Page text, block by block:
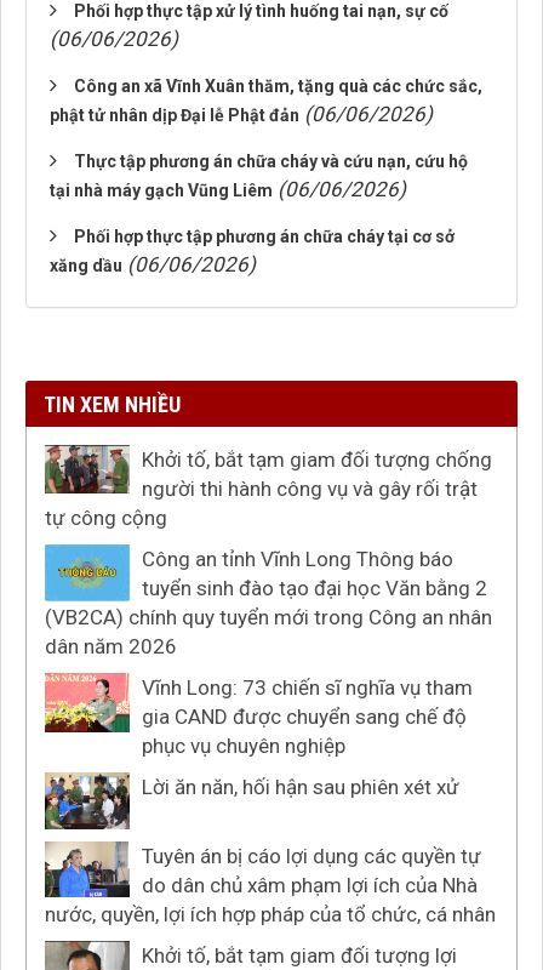
Phối hợp thực tập xử lý tình huống tai nạn, sự cố
(06/06/2026)
Công an xã Vĩnh Xuân thăm, tặng quà các chức sắc,
phật tử nhân dịp Đại lễ Phật đản (06/06/2026)
Thực tập phương án chữa cháy và cứu nạn, cứu hộ
tại nhà máy gạch Vũng Liêm (06/06/2026)
Phối hợp thực tập phương án chữa cháy tại cơ sở
xăng dầu (06/06/2026)
TIN XEM NHIỀU
Khởi tố, bắt tạm giam đối tượng chống
người thi hành công vụ và gây rối trật
tự công cộng
Công an tỉnh Vĩnh Long Thông báo
tuyển sinh đào tạo đại học Văn bằng 2
(VB2CA) chính quy tuyển mới trong Công an nhân
dân năm 2026
Vĩnh Long: 73 chiến sĩ nghĩa vụ tham
gia CAND được chuyển sang chế độ
phục vụ chuyên nghiệp
Lời ăn năn, hối hận sau phiên xét xử
Tuyên án bị cáo lợi dụng các quyền tự
do dân chủ xâm phạm lợi ích của Nhà
nước, quyền, lợi ích hợp pháp của tổ chức, cá nhân
Khởi tố, bắt tạm giam đối tượng lợi